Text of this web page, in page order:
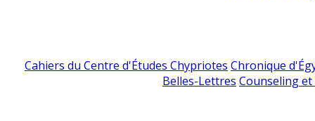
Cahiers du Centre d'Études Chypriotes Chronique
Belles-Lettres Counseling